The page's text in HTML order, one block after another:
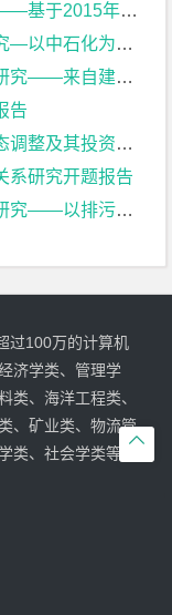
公司的数据开题报告
化为例开题报告
司的经验证据开题报告
告
率影响研究开题报告
系研究开题报告
交易为例开题报告

过100万的计算机
济学类、管理学
类、海洋工程类、
、矿业类、物流管
类、社会学类等专